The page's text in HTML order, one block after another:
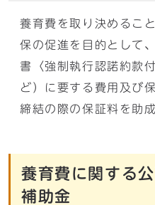
養育費を取り決めるこ
保の促進を目的として
書〈強制執行認諾約款
ど）に要する費用及び
締結の際の保証料を助
養育費に関する
補助金